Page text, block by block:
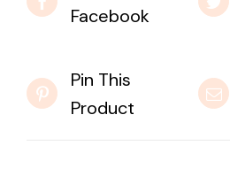
Facebook
Pin This
Product